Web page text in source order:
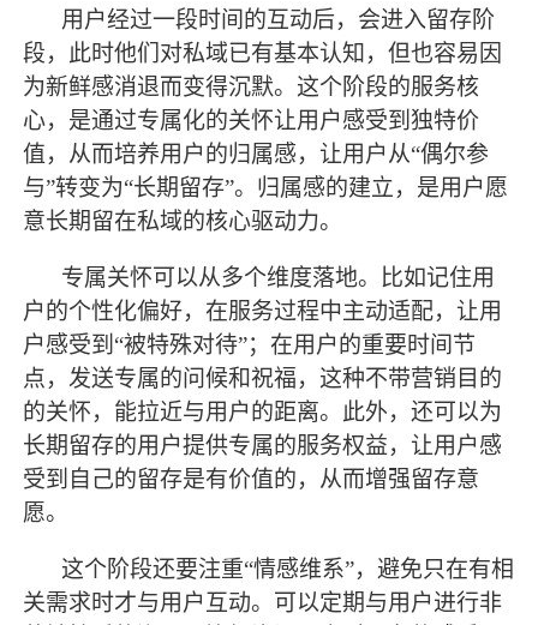
用户经过一段时间的互动后，会进入留存阶
段，此时他们对私域已有基本认知，但也容易因
为新鲜感消退而变得沉默。这个阶段的服务核
心，是通过专属化的关怀让用户感受到独特价
值，从而培养用户的归属感，让用户从“偶尔参
与”转变为“长期留存”。归属感的建立，是用户愿
意长期留在私域的核心驱动力。
专属关怀可以从多个维度落地。比如记住用
户的个性化偏好，在服务过程中主动适配，让用
户感受到 “被特殊对待”；在用户的重要时间节
点，发送专属的问候和祝福，这种不带营销目的
的关怀，能拉近与用户的距离。此外，还可以为
长期留存的用户提供专属的服务权益，让用户感
受到自己的留存是有价值的，从而增强留存意
愿。
这个阶段还要注重“情感维系”，避免只在有相
关需求时才与用户互动。可以定期与用户进行非